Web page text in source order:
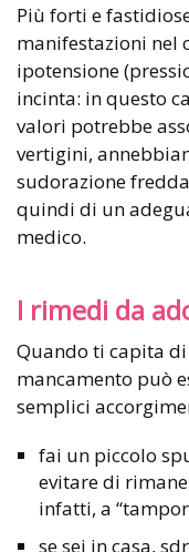
Più forti e
manifestazioni nel
ipotensione
incinta: in questo
valori potrebbe
vertigini,
sudorazione
quindi di un
medico.
I rimedi da
Quando ti capita
mancamento può
semplici
fai un piccolo
evitare di
infatti, a
se sei in casa,